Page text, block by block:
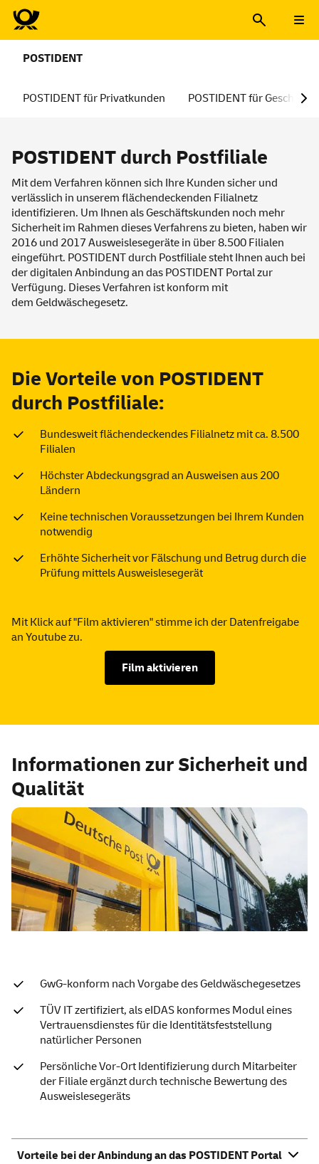
POSTIDENT
POSTIDENT für Privatkunden POSTIDENT für
POSTIDENT durch Postfiliale
Mit dem Verfahren können sich Ihre Kunden sicher und
verlässlich in unserem flächendeckenden Filialnetz
identifizieren. Um Ihnen als Geschäftskunden noch mehr
Sicherheit im Rahmen dieses Verfahrens zu bieten, haben wir
2016 und 2017 Ausweislesegeräte in über 8.500 Filialen
eingeführt. POSTIDENT durch Postfiliale steht Ihnen auch bei
der digitalen Anbindung an das POSTIDENT Portal zur
Verfügung. Dieses Verfahren ist konform mit
dem Geldwäschegesetz.
Die Vorteile von POSTIDENT
durch Postfiliale:
Bundesweit flächendeckendes Filialnetz mit ca. 8.500
Filialen
Höchster Abdeckungsgrad an Ausweisen aus 200
Ländern
Keine technischen Voraussetzungen bei Ihrem Kunden
notwendig
Erhöhte Sicherheit vor Fälschung und Betrug durch die
Prüfung mittels Ausweislesegerät
Mit Klick auf "Film aktivieren" stimme ich der Datenfreigabe
an Youtube zu.
Film aktivieren
Informationen zur Sicherheit und
Qualität
GwG-konform nach Vorgabe des Geldwäschegesetzes
TÜV IT zertifiziert, als eIDAS konformes Modul eines
Vertrauensdienstes für die Identitätsfeststellung
natürlicher Personen
Persönliche Vor-Ort Identifizierung durch Mitarbeiter
der Filiale ergänzt durch technische Bewertung des
Ausweislesegeräts
Vorteile bei der Anbindung an das POSTIDENT Portal